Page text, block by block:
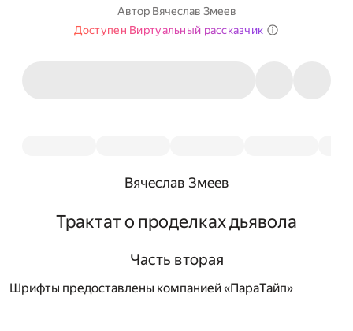
Автор Вячеслав Змеев
Доступен Виртуальный рассказчик
Вячеслав Змеев
Трактат о проделках дьявола
Часть вторая
Шрифты предоставлены компанией «ПараТайп»